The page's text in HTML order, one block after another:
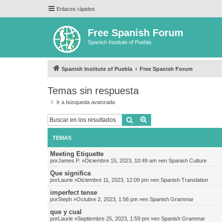
Enlaces rápidos
Free Spanish Forum
Spanish Institute of Puebla
Spanish Institute of Puebla Free Spanish Forum
Temas sin respuesta
Ir a búsqueda avanzada
Buscar
TEMAS
Meeting Etiquette
porJames P. »Diciembre 15, 2023, 10:49 am »en Spanish Culture
Que significa
porLaurie »Diciembre 11, 2023, 12:09 pm »en Spanish Translation
imperfect tense
porSteph »Octubre 2, 2023, 1:56 pm »en Spanish Grammar
que y cual
porLaurie »Septiembre 25, 2023, 1:59 pm »en Spanish Grammar